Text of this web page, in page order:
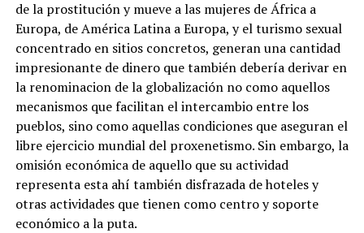
de la prostitución y mueve a las mujeres de África a
Europa, de América Latina a Europa, y el turismo sexual
concentrado en sitios concretos, generan una cantidad
impresionante de dinero que también debería derivar en
la renominacion de la globalización no como aquellos
mecanismos que facilitan el intercambio entre los
pueblos, sino como aquellas condiciones que aseguran el
libre ejercicio mundial del proxenetismo. Sin embargo, la
omisión económica de aquello que su actividad
representa esta ahí también disfrazada de hoteles y
otras actividades que tienen como centro y soporte
económico a la puta.